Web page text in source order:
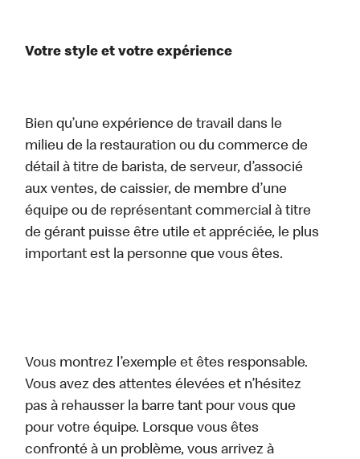
Votre style et votre expérience
Bien qu’une expérience de travail dans le
milieu de la restauration ou du commerce de
détail à titre de barista, de serveur, d’associé
aux ventes, de caissier, de membre d’une
équipe ou de représentant commercial à titre
de gérant puisse être utile et appréciée, le plus
important est la personne que vous êtes.
Vous montrez l’exemple et êtes responsable.
Vous avez des attentes élevées et n’hésitez
pas à rehausser la barre tant pour vous que
pour votre équipe. Lorsque vous êtes
confronté à un problème, vous arrivez à